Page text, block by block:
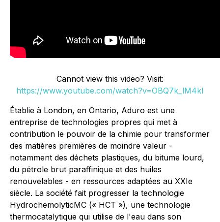
Cannot view this video? Visit:
https://www.youtube.com/watch?v=OBQ7k_lM4kI
Établie à London, en Ontario, Aduro est une
entreprise de technologies propres qui met à
contribution le pouvoir de la chimie pour transformer
des matières premières de moindre valeur -
notamment des déchets plastiques, du bitume lourd,
du pétrole brut paraffinique et des huiles
renouvelables - en ressources adaptées au XXIe
siècle. La société fait progresser la technologie
HydrochemolyticMC (« HCT »), une technologie
thermocatalytique qui utilise de l'eau dans son